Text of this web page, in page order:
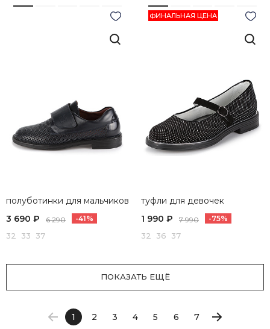
полуботинки для мальчиков
3 690 ₽
6 290 -41%
32 33 37
ФИНАЛЬНАЯ ЦЕНА
туфли для девочек
1 990 ₽
7 990 -75%
32 36 37
ПОКАЗАТЬ ЕЩЁ
1 2 3 4 5 6 7